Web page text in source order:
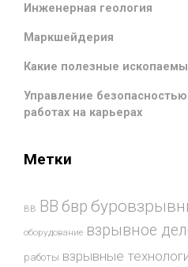
Инженерная геология
Маркшейдерия
Какие полезные
Управление
работах на карьерах
Метки
ВВ ВВ бвр
оборудование взрывное
работы взрывные